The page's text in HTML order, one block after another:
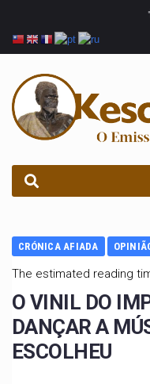
CRÓNICA AFIADA
The estimated reading
O VINIL DO
DANÇAR A
ESCOLHEU
PROCURAR